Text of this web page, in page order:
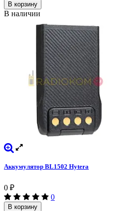
В корзину
В наличии
Аккумулятор BL1502 Hytera
0 ₽
0
В корзину